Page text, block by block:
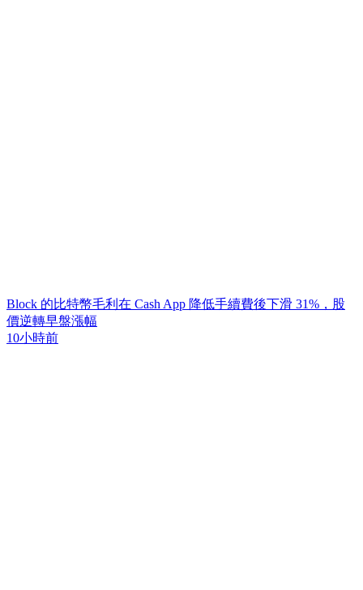
Block 的比特幣毛利在 Cash App 降低手續費後下滑 31%，股
價逆轉早盤漲幅
10小時前